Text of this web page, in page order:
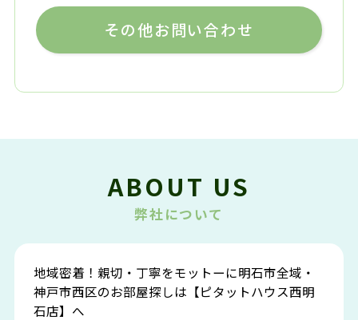
その他お問い合わせ
ABOUT US
弊社について
地域密着！親切・丁寧をモットーに明石市全域・
神戸市西区のお部屋探しは【ピタットハウス西明
石店】へ